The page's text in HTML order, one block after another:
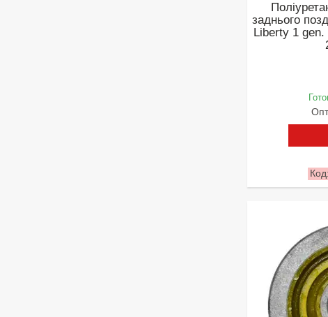
заднього
Liberty 1